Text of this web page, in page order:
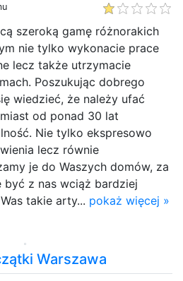
szeroką gamę różnorakich
nie tylko wykonacie prace
lecz także utrzymacie
Poszukując dobrego
wiedzieć, że należy ufać
od ponad 30 lat
Nie tylko ekspresowo
lecz równie
je do Waszych domów, za
być z nas wciąż bardziej
takie arty... pokaż więcej »
Warszawa